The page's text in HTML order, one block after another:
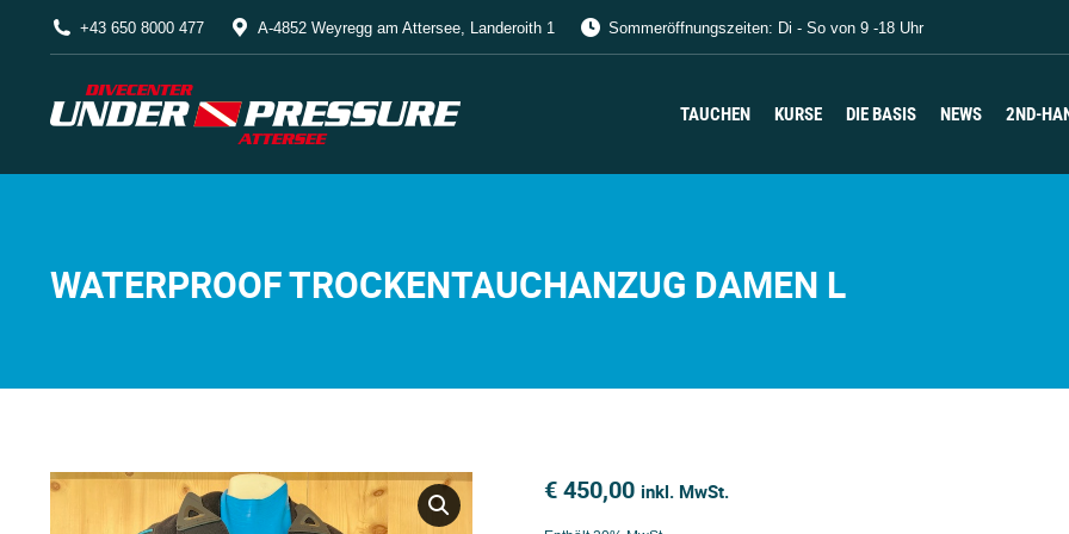
+43 650 8000 477 A-4852 Weyregg am Attersee, Landeroith 1 Sommeröffnungszeiten: Di - So von 9 -18 Uhr
TAUCHEN KURSE DIE BASIS NEWS 2ND-
WATERPROOF TROCKENTAUCHANZUG DAMEN L
€450,00 inkl. MwSt.
TAUCHEN KURSE DIE BASIS